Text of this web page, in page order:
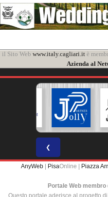
il Sito Web www.italy.cagliari.it è
Azienda al
❮
AnyWeb PisaOnline | Piazza
Portale Web membro
Questo portale aderisce al progetto